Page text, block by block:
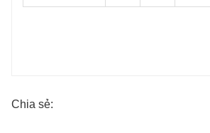
Chia sẻ: